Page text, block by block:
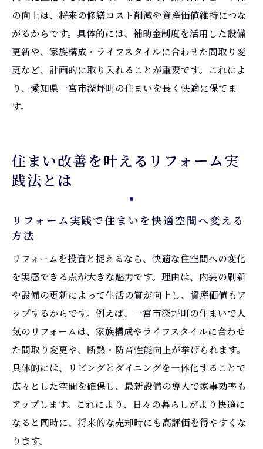
の向上は、将来の修繕コスト削減や資産価値維持につな
がるからです。具体的には、補助金制度を活用した設備
更新や、家族構成・ライフスタイルに合わせた間取り変
更など、計画的に取り入れることが重要です。これによ
り、愛知県一宮市深坪町の住まいを長く快適に保てま
す。
住まい改善を叶えるリフォーム実
践法とは
リフォーム実践で住まいを快適空間へ変える
方法
リフォームを投資と捉えるなら、快適な住空間への変化
を実感できる点が大きな魅力です。理由は、内装の刷新
や設備の更新によって生活の質が向上し、資産価値もア
ップするからです。例えば、一宮市深坪町の住まいで人
気のリフォームは、家族構成やライフスタイルに合わせ
た間取り変更や、断熱・防音性能向上が挙げられます。
具体的には、リビングとダイニングを一体化することで
広々とした空間を確保し、最新設備の導入で家事効率も
アップします。これにより、日々の暮らしがより快適に
なると同時に、将来的な売却時にも高評価を得やすくな
ります。